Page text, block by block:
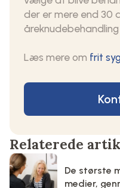
der er mere end 30
Læs mere om frit
Relaterede
De største
medier,